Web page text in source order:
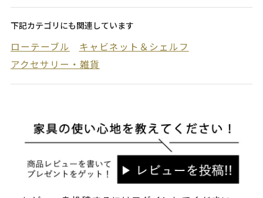
下記カテゴリにも関連しています
ローテーブル
キャビネット＆シェルフ
アクセサリー・雑貨